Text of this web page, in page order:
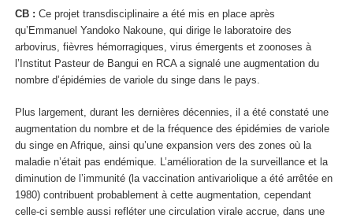
CB : Ce projet transdisciplinaire a été mis en place après
qu’Emmanuel Yandoko Nakoune, qui dirige le laboratoire des
arbovirus, fièvres hémorragiques, virus émergents et zoonoses à
l’Institut Pasteur de Bangui en RCA a signalé une augmentation du
nombre d’épidémies de variole du singe dans le pays.
Plus largement, durant les dernières décennies, il a été constaté une
augmentation du nombre et de la fréquence des épidémies de variole
du singe en Afrique, ainsi qu’une expansion vers des zones où la
maladie n’était pas endémique. L’amélioration de la surveillance et la
diminution de l’immunité (la vaccination antivariolique a été arrêtée en
1980) contribuent probablement à cette augmentation, cependant
celle-ci semble aussi refléter une circulation virale accrue, dans une